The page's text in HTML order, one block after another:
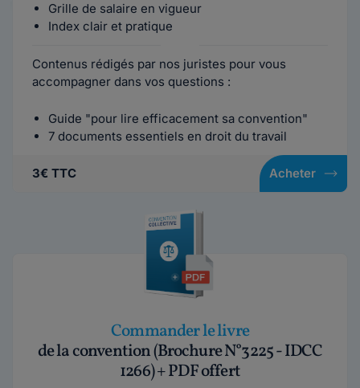
Grille de salaire en vigueur
Index clair et pratique
Contenus rédigés par nos juristes pour vous
accompagner dans vos questions :
Guide "pour lire efficacement sa convention"
7 documents essentiels en droit du travail
3€ TTC Acheter
Commander le livre
de la convention (Brochure N°3225 - IDCC
1266) + PDF offert